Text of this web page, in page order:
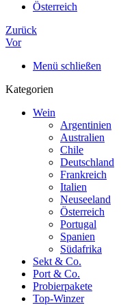
Österreich
Zurück
Vor
Menü schließen
Kategorien
Wein
Argentinien
Australien
Chile
Deutschland
Frankreich
Italien
Neuseeland
Österreich
Portugal
Spanien
Südafrika
Sekt & Co.
Port & Co.
Probierpakete
Top-Winzer